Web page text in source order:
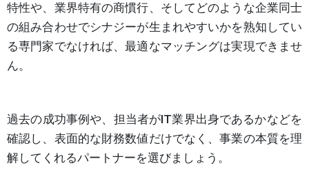
特性や、業界特有の商慣行、そしてどのような企業同士
の組み合わせでシナジーが生まれやすいかを熟知してい
る専門家でなければ、最適なマッチングは実現できませ
ん。
過去の成功事例や、担当者がIT業界出身であるかなどを
確認し、表面的な財務数値だけでなく、事業の本質を理
解してくれるパートナーを選びましょう。